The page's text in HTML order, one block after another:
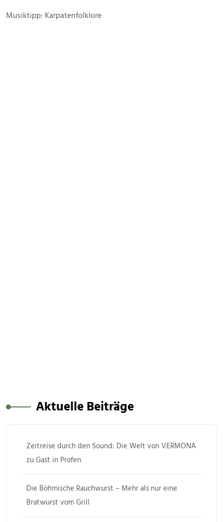
Musiktipp: Karpatenfolklore
Aktuelle Beiträge
Zeitreise durch den Sound: Die Welt von VERMONA
zu Gast in Profen
Die Böhmische Rauchwurst – Mehr als nur eine
Bratwurst vom Grill